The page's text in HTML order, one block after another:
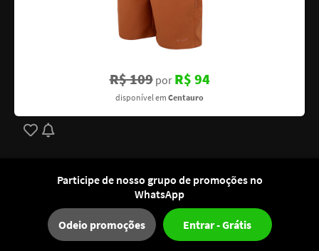
R$ 109por R$ 94
disponível em Centauro
Aspirador para Carro 12V, Potência 70W
PROMOÇÕES
DO DIA
PROMOÇÕES
WHATSAPP
OFERTAS
DE E-MAIL
Participe de nosso grupo de promoções no
WhatsApp
Odeio promoções Entrar - Grátis